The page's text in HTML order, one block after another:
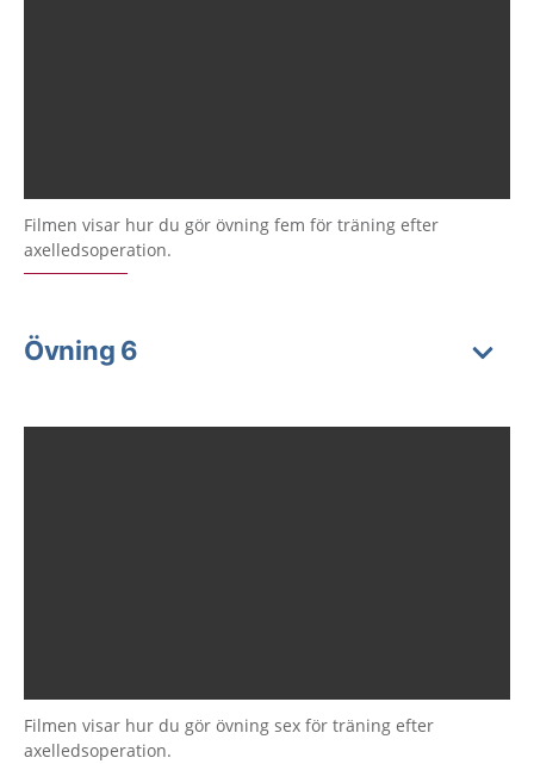
Filmen visar hur du gör övning fem för träning efter
axelledsoperation.
Övning 6
Filmen visar hur du gör övning sex för träning efter
axelledsoperation.